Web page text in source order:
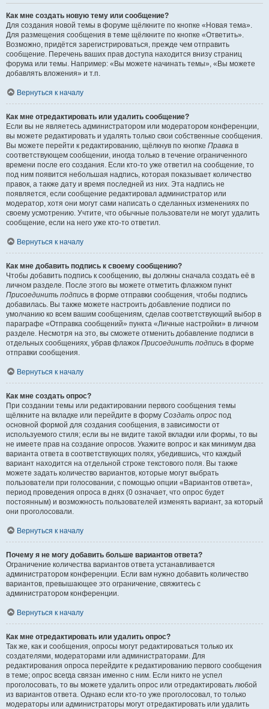
Как мне создать новую тему или сообщение?
Для создания новой темы в форуме щёлкните по кнопке «Новая тема».
Для размещения сообщения в теме щёлкните по кнопке «Ответить».
Возможно, придётся зарегистрироваться, прежде чем отправить
сообщение. Перечень ваших прав доступа находится внизу страниц
форума или темы. Например: «Вы можете начинать темы», «Вы можете
добавлять вложения» и т.п.
Вернуться к началу
Как мне отредактировать или удалить сообщение?
Если вы не являетесь администратором или модератором конференции,
вы можете редактировать и удалять только свои собственные сообщения.
Вы можете перейти к редактированию, щёлкнув по кнопке Правка в
соответствующем сообщении, иногда только в течение ограниченного
времени после его создания. Если кто-то уже ответил на сообщение, то
под ним появится небольшая надпись, которая показывает количество
правок, а также дату и время последней из них. Эта надпись не
появляется, если сообщение редактировал администратор или
модератор, хотя они могут сами написать о сделанных изменениях по
своему усмотрению. Учтите, что обычные пользователи не могут удалить
сообщение, если на него уже кто-то ответил.
Вернуться к началу
Как мне добавить подпись к своему сообщению?
Чтобы добавить подпись к сообщению, вы должны сначала создать её в
личном разделе. После этого вы можете отметить флажком пункт
Присоединить подпись в форме отправки сообщения, чтобы подпись
добавилась. Вы также можете настроить добавление подписи по
умолчанию ко всем вашим сообщениям, сделав соответствующий выбор в
параграфе «Отправка сообщений» пункта «Личные настройки» в личном
разделе. Несмотря на это, вы сможете отменить добавление подписи в
отдельных сообщениях, убрав флажок Присоединить подпись в форме
отправки сообщения.
Вернуться к началу
Как мне создать опрос?
При создании темы или редактировании первого сообщения темы
щёлкните на вкладке или перейдите в форму Создать опрос под
основной формой для создания сообщения, в зависимости от
используемого стиля; если вы не видите такой вкладки или формы, то вы
не имеете прав на создание опросов. Укажите вопрос и как минимум два
варианта ответа в соответствующих полях, убедившись, что каждый
вариант находится на отдельной строке текстового поля. Вы также
можете задать количество вариантов, которые могут выбрать
пользователи при голосовании, с помощью опции «Вариантов ответа»,
период проведения опроса в днях (0 означает, что опрос будет
постоянным) и возможность пользователей изменять вариант, за который
они проголосовали.
Вернуться к началу
Почему я не могу добавить больше вариантов ответа?
Ограничение количества вариантов ответа устанавливается
администратором конференции. Если вам нужно добавить количество
вариантов, превышающее это ограничение, свяжитесь с
администратором конференции.
Вернуться к началу
Как мне отредактировать или удалить опрос?
Так же, как и сообщения, опросы могут редактироваться только их
создателями, модераторами или администраторами. Для
редактирования опроса перейдите к редактированию первого сообщения
в теме; опрос всегда связан именно с ним. Если никто не успел
проголосовать, то вы можете удалить опрос или отредактировать любой
из вариантов ответа. Однако если кто-то уже проголосовал, то только
модераторы или администраторы могут отредактировать или удалить